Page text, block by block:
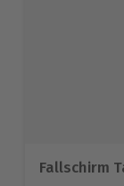
Fallschirm